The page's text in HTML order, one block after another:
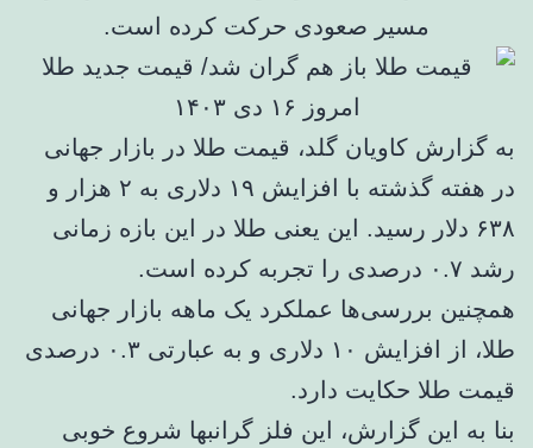
مسیر صعودی حرکت کرده است.
به گزارش کاویان گلد، قیمت طلا در بازار جهانی
در هفته گذشته با افزایش ۱۹ دلاری به ۲ هزار و
۶۳۸ دلار رسید. این یعنی طلا در این بازه زمانی
رشد ۰.۷ درصدی را تجربه کرده است.
همچنین بررسی‌ها عملکرد یک ماهه بازار جهانی
طلا، از افزایش ۱۰ دلاری و به عبارتی ۰.۳ درصدی
قیمت طلا حکایت دارد.
بنا به این گزارش، این فلز گرانبها شروع خوبی